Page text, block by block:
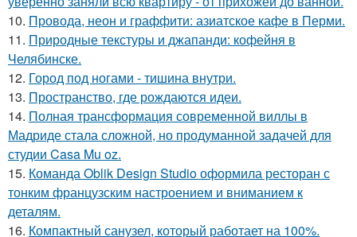
10. Провода, неон и граффити: азиатское кафе в Перми.
11. Природные текстуры и джапанди: кофейня в
Челябинске.
12. Город под ногами - тишина внутри.
13. Пространство, где рождаются идеи.
14. Полная трансформация современной виллы в
Мадриде стала сложной, но продуманной задачей для
студии Casa Mu oz.
15. Команда Oblik Design Studio оформила ресторан с
тонким французским настроением и вниманием к
деталям.
16. Компактный санузел, который работает на 100%.